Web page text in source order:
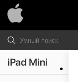
iPad Mini